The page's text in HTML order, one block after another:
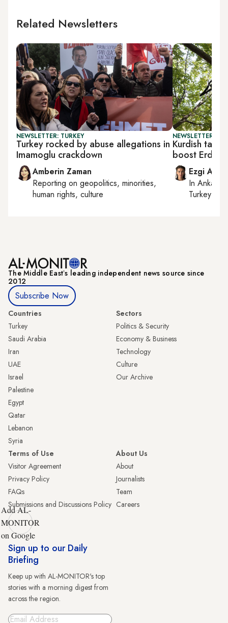
Related Newsletters
NEWSLETTER: TURKEY
Turkey rocked by abuse allegations in
Imamoglu crackdown
Amberin Zaman
Reporting on geopolitics, minorities,
human rights, culture
NEWSLETTER:
Kurdish talks
boost
Ezgi Akin
InAnkara
Turkey
The Middle Eastʼs leading independent news source since
2012
Subscribe Now
Countries
Turkey
Saudi Arabia
Iran
UAE
Israel
Palestine
Egypt
Qatar
Lebanon
Syria
Sectors
Politics & Security
Economy & Business
Technology
Culture
Our Archive
Terms of Use
Visitor Agreement
Privacy Policy
FAQs
Submissions and Discussions Policy
About Us
About
Journalists
Team
Careers
Add AL-
MONITOR
on Google
Sign up to our Daily
Briefing
Keep up with AL-MONITOR's top
stories with a morning digest from
across the region.